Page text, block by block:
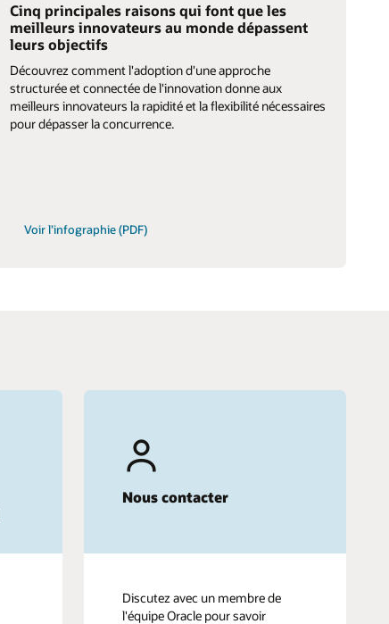
Cinq principales raisons qui font que les
meilleurs innovateurs au monde dépassent
leurs objectifs
Découvrez comment l'adoption d'une approche
structurée et connectée de l'innovation donne aux
meilleurs innovateurs la rapidité et la flexibilité nécessaires
pour dépasser la concurrence.
Voir l’infographie (PDF)
Nous contacter
Discutez avec un membre de
l'équipe Oracle pour savoir